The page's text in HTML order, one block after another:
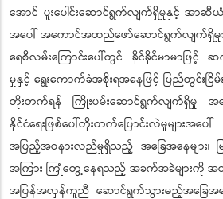
အောင် ပူးပေါင်းဆောင်ရွက်လျက်ရှိမှုနှင့် အ
အပေါ် အကောင်အထည်ဖော်ဆောင်ရွက်လျက်ရှိမှုအ
ရေစီလမ်းကြောင်းပေါ်တွင် ခိုင်ခိုင်မာမာဖြ
မှုနှင့် ရွေးကောက်ခံအစိုးရအနေဖြင့် ပြည်တွင်းငြိမ်း
တိုးတက်ရန် ကြိုးပမ်းဆောင်ရွက်လျက်ရှိမှု အခြ
နိုင်ငံရေးဖြစ်ပေါ်တိုးတက်ပြောင်းလဲမှုမျာ
အပြည့်အဝနားလည်မှုရှိသည့် အခြေအနေများ၊
အကြား ကြုံတွေ့နေရသည့် အခက်အခဲများကို အ
အပြန်အလှန်ကူညီ ဆောင်ရွက်သွားမည့်အခြေအန